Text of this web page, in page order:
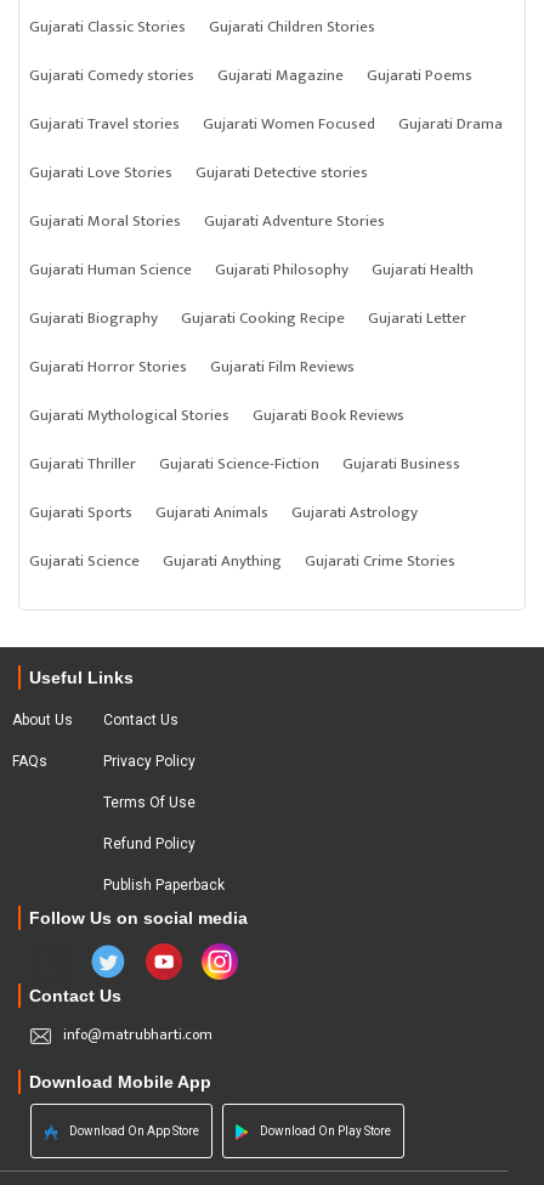
Gujarati Classic Stories
Gujarati Children Stories
Gujarati Comedy stories
Gujarati Magazine
Gujarati Poems
Gujarati Travel stories
Gujarati Women Focused
Gujarati Drama
Gujarati Love Stories
Gujarati Detective stories
Gujarati Moral Stories
Gujarati Adventure Stories
Gujarati Human Science
Gujarati Philosophy
Gujarati Health
Gujarati Biography
Gujarati Cooking Recipe
Gujarati Letter
Gujarati Horror Stories
Gujarati Film Reviews
Gujarati Mythological Stories
Gujarati Book Reviews
Gujarati Thriller
Gujarati Science-Fiction
Gujarati Business
Gujarati Sports
Gujarati Animals
Gujarati Astrology
Gujarati Science
Gujarati Anything Gujarati Crime Stories
Useful Links
About Us
FAQs
Contact Us
Privacy Policy
Terms Of Use
Refund Policy
Publish Paperback
Follow Us on social media
Contact Us
info@matrubharti.com
Download Mobile App
Download On App Store Download On Play Store